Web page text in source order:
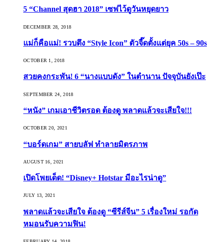
5 “Channel สุดฮา 2018” เซฟไว้ดูวันหยุดยาว
DECEMBER 28, 2018
แม่ก็คือแม่! รวบตึง “Style Icon” ตัวจี๊ดตั้งแต่ยุค 50s – 90s
OCTOBER 1, 2018
สวยคงกระพัน! 6 “นางแบบดัง” ในตำนาน ปัจจุบันยังเป๊ะ
SEPTEMBER 24, 2018
“หนัง” เกมเอาชีวิตรอด ต้องดู พลาดแล้วจะเสียใจ!!!
OCTOBER 20, 2021
“บอร์ดเกม” สายบลัฟ ทำลายมิตรภาพ
AUGUST 16, 2021
เปิดโพยเด็ด! “Disney+ Hotstar มีอะไรน่าดู”
JULY 13, 2021
พลาดแล้วจะเสียใจ ต้องดู “ซีรีส์จีน” 5 เรื่องใหม่ รอกัด
หมอนรับความฟิน!